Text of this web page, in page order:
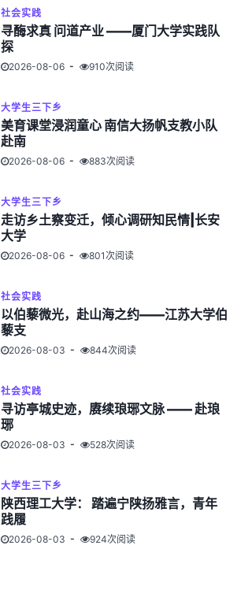
社会实践
寻酶求真 问道产业 ——厦门大学实践队
探
2026-08-06 910次阅读
大学生三下乡
美育课堂浸润童心 南信大扬帆支教小队
赴南
2026-08-06 883次阅读
大学生三下乡
走访乡土察变迁，倾心调研知民情|长安
大学
2026-08-06 801次阅读
社会实践
以伯藜微光，赴山海之约——江苏大学伯
藜支
2026-08-03 844次阅读
社会实践
寻访亭城史迹，赓续琅琊文脉 —— 赴琅
琊
2026-08-03 528次阅读
大学生三下乡
陕西理工大学： 踏遍宁陕扬雅言，青年
践履
2026-08-03 924次阅读